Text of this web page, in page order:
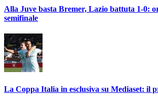
Alla Juve basta Bremer, Lazio battuta 1-0:
semifinale
La Coppa Italia in esclusiva su Mediaset: il